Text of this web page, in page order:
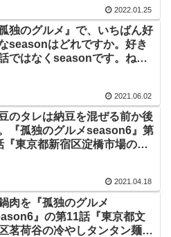
2022.01.25
孤独のグルメ』で、いちばん好
seasonはどれですか。好き
ではなくseasonです。ねと
2021.06.02
のタレは納豆を混ぜる前か後
『孤独のグルメseason6』第
『東京都新宿区淀橋市場の豚
2021.04.18
肉を『孤独のグルメ
』の第11話『東京都文
茗荷谷の冷やしタンタン麺と